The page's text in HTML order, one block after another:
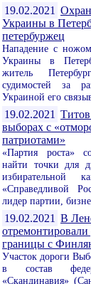
19.02.2021
Украины в
петербуржец
Нападение с ножом
Украины в
житель
судимостей за
Украиной его
19.02.2021 Титов
выборах с
патриотами»
«Партия роста»
найти точки для
избирательной
«Справедливой
лидер партии,
19.02.2021 В
отремонтировали
границы с
Участок дороги
в состав
«Скандинавия»